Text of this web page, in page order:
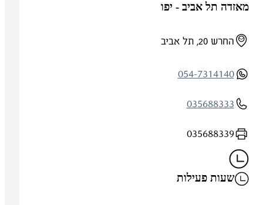
מאזדה תל אביב - יפו
החרש 20, תל אביב
054-7314140
035688333
035688339
שעות פעילות